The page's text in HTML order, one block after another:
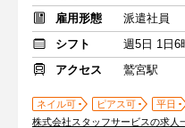
雇用形態
派遣社員
シフト
週5日 1日6
アクセス
鷲宮駅
ネイル可 ピアス可 平日
株式会社スタッフサービスの求人